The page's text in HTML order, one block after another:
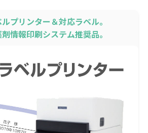
プリンター＆対応ラベル。
情報印刷システム推奨品。